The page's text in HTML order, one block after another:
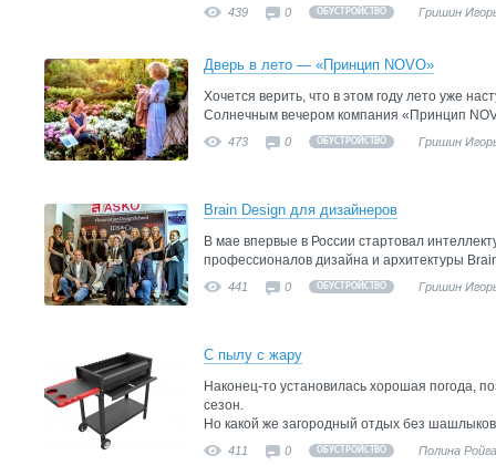
439 0 ОБУСТРОЙСТВО Гришин
Дверь в лето — «Принцип NOVO»
Хочется верить, что в этом году лето уже
Солнечным вечером компания «Принцип
473 0 ОБУСТРОЙСТВО Гришин
Brain Design для дизайнеров
В мае впервые в России стартовал
профессионалов дизайна и архитектуры
441 0 ОБУСТРОЙСТВО Гришин
С пылу с жару
Наконец-то установилась хорошая погода,
сезон.
Но какой же загородный отдых без
411 0 ОБУСТРОЙСТВО Полина